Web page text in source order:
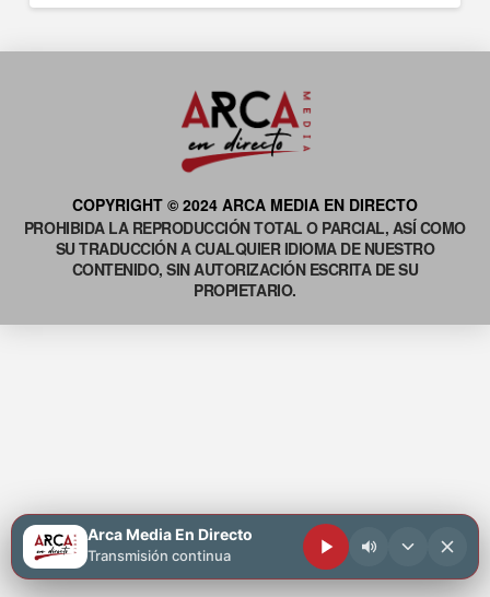
COPYRIGHT © 2024 ARCA MEDIA EN DIRECTO
PROHIBIDA LA REPRODUCCIÓN TOTAL O PARCIAL, ASÍ COMO
SU TRADUCCIÓN A CUALQUIER IDIOMA DE NUESTRO
CONTENIDO, SIN AUTORIZACIÓN ESCRITA DE SU
PROPIETARIO.
Arca Media En Directo
Transmisión continua